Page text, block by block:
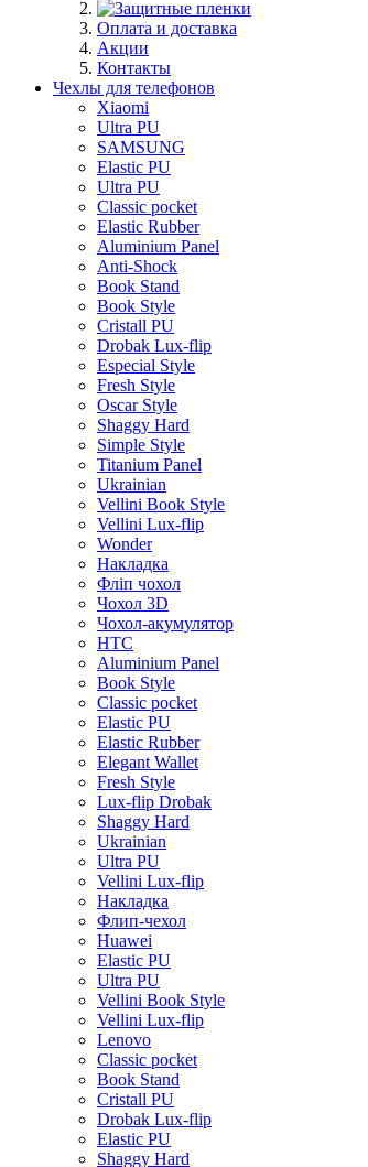
Оплата и доставка
Акции
Контакты
Чехлы для телефонов
Xiaomi
Ultra PU
SAMSUNG
Elastic PU
Ultra PU
Classic pocket
Elastic Rubber
Aluminium Panel
Anti-Shock
Book Stand
Book Style
Cristall PU
Drobak Lux-flip
Especial Style
Fresh Style
Oscar Style
Shaggy Hard
Simple Style
Titanium Panel
Ukrainian
Vellini Book Style
Vellini Lux-flip
Wonder
Накладка
Фліп чохол
Чохол 3D
Чохол-акумулятор
HTC
Aluminium Panel
Book Style
Classic pocket
Elastic PU
Elastic Rubber
Elegant Wallet
Fresh Style
Lux-flip Drobak
Shaggy Hard
Ukrainian
Ultra PU
Vellini Lux-flip
Накладка
Флип-чехол
Huawei
Elastic PU
Ultra PU
Vellini Book Style
Vellini Lux-flip
Lenovo
Classic pocket
Book Stand
Cristall PU
Drobak Lux-flip
Elastic PU
Shaggy Hard